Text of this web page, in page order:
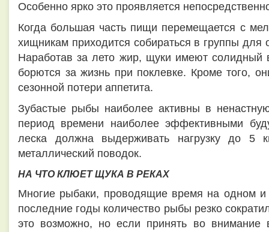
Особенно ярко это проявляется
Когда большая часть пищи перемещается с
хищникам приходится собираться в группы для
Наработав за лето жир, щуки имеют солидный
борются за жизнь при поклевке. Кроме того,
сезонной потери аппетита.
Зубастые рыбы наиболее активны в
период времени наиболее эффективными
леска должна выдерживать нагрузку до 5
металлический поводок.
НА ЧТО КЛЮЕТ ЩУКА В РЕКАХ
Многие рыбаки, проводящие время на одном и
последние годы количество рыбы резко
это возможно, но если принять во